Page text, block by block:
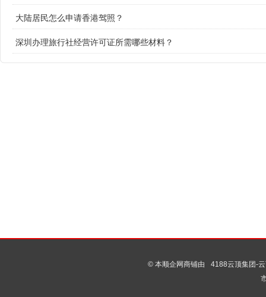
大陆居民怎么申请香港驾照？
深圳办理旅行社经营许可证所需哪些材料？
© 本顺企网商铺由
4188云顶集团-